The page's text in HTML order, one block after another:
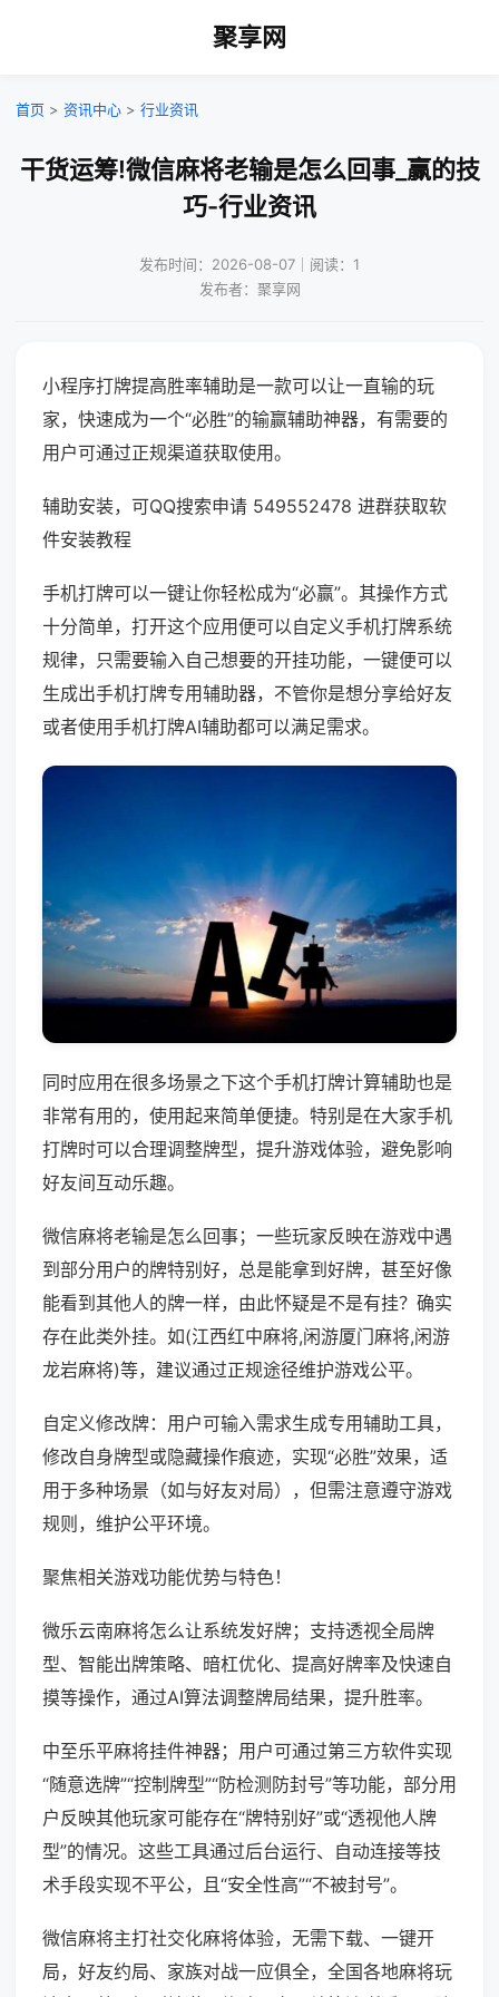
聚享网
首页 > 资讯中心 > 行业资讯
干货运筹!微信麻将老输是怎么回事_赢的技
巧-行业资讯
发布时间：2026-08-07｜阅读：1
发布者：聚享网
小程序打牌提高胜率辅助是一款可以让一直输的玩
家，快速成为一个“必胜”的输赢辅助神器，有需要的
用户可通过正规渠道获取使用。
辅助安装，可QQ搜索申请 549552478 进群获取软
件安装教程
手机打牌可以一键让你轻松成为“必赢”。其操作方式
十分简单，打开这个应用便可以自定义手机打牌系统
规律，只需要输入自己想要的开挂功能，一键便可以
生成出手机打牌专用辅助器，不管你是想分享给好友
或者使用手机打牌AI辅助都可以满足需求。
同时应用在很多场景之下这个手机打牌计算辅助也是
非常有用的，使用起来简单便捷。特别是在大家手机
打牌时可以合理调整牌型，提升游戏体验，避免影响
好友间互动乐趣。
微信麻将老输是怎么回事；一些玩家反映在游戏中遇
到部分用户的牌特别好，总是能拿到好牌，甚至好像
能看到其他人的牌一样，由此怀疑是不是有挂？确实
存在此类外挂。如(江西红中麻将,闲游厦门麻将,闲游
龙岩麻将)等，建议通过正规途径维护游戏公平。
自定义修改牌：用户可输入需求生成专用辅助工具，
修改自身牌型或隐藏操作痕迹，实现“必胜”效果，适
用于多种场景（如与好友对局），但需注意遵守游戏
规则，维护公平环境。
聚焦相关游戏功能优势与特色！
微乐云南麻将怎么让系统发好牌；支持透视全局牌
型、智能出牌策略、暗杠优化、提高好牌率及快速自
摸等操作，通过AI算法调整牌局结果，提升胜率。
中至乐平麻将挂件神器；用户可通过第三方软件实现
“随意选牌”“控制牌型”“防检测防封号”等功能，部分用
户反映其他玩家可能存在“牌特别好”或“透视他人牌
型”的情况。这些工具通过后台运行、自动连接等技
术手段实现不平公，且“安全性高”“不被封号”。
微信麻将主打社交化麻将体验，无需下载、一键开
局，好友约局、家族对战一应俱全，全国各地麻将玩